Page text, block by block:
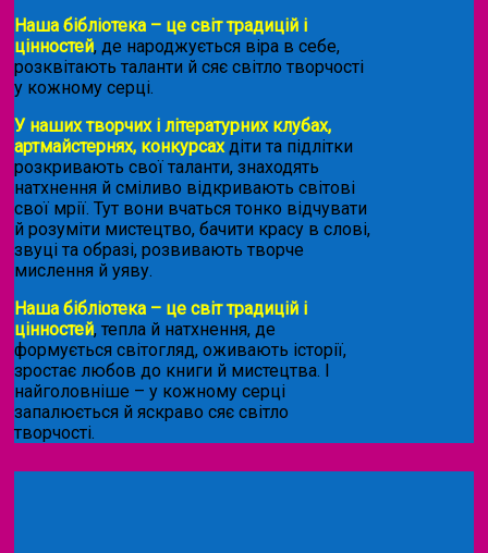
Наша бібліотека – це світ традицій і
цінностей, де народжується віра в себе,
розквітають таланти й сяє світло творчості
у кожному серці.
У наших творчих і літературних клубах,
артмайстернях, конкурсахдіти та підлітки
розкривають свої таланти, знаходять
натхнення й сміливо відкривають світові
свої мрії. Тут вони вчаться тонко відчувати
й розуміти мистецтво, бачити красу в слові,
звуці та образі, розвивають творче
мислення й уяву.
Наша бібліотека – це світ традицій і
цінностей, тепла й натхнення, де
формується світогляд, оживають історії,
зростає любов до книги й мистецтва. І
найголовніше – у кожному серці
запалюється й яскраво сяє світло
творчості.